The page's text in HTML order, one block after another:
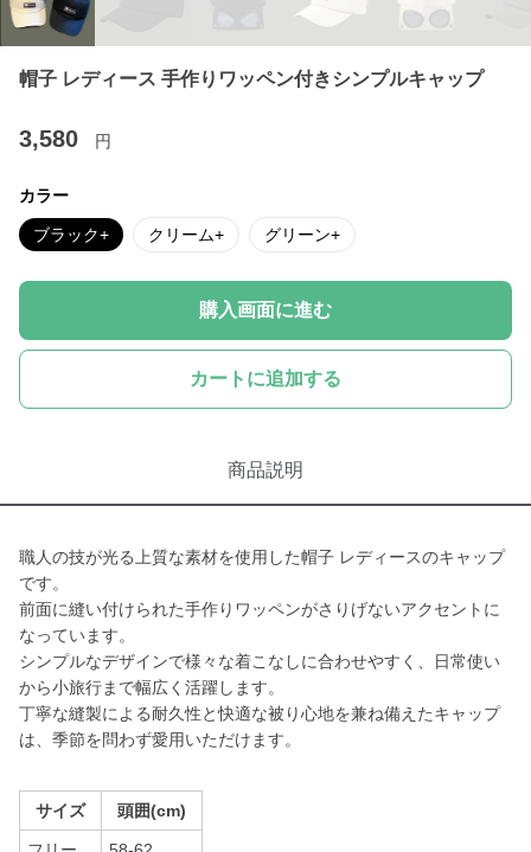
帽子 レディース 手作りワッペン付きシンプルキャップ
3,580 円
カラー
ブラック+ クリーム+ グリーン+
購入画面に進む
カートに追加する
商品説明
職人の技が光る上質な素材を使用した帽子 レディースのキャップ
です。
前面に縫い付けられた手作りワッペンがさりげないアクセントに
なっています。
シンプルなデザインで様々な着こなしに合わせやすく、日常使い
から小旅行まで幅広く活躍します。
丁寧な縫製による耐久性と快適な被り心地を兼ね備えたキャップ
は、季節を問わず愛用いただけます。
サイズ 頭囲(cm)